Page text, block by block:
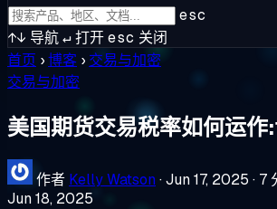
esc
↑↓ 导航↵打开esc 关闭
首页 ›博客 › 交易与加密
交易与加密
美国期货交易税率如何运作
作者 Kelly Watson ·Jun 17, 2025 · 7
Jun 18, 2025